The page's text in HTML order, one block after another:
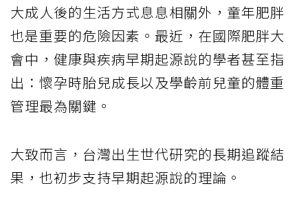
大成人後的生活方式息息相關外，童年肥胖
也是重要的危險因素。最近，在國際肥胖大
會中，健康與疾病早期起源說的學者甚至指
出：懷孕時胎兒成長以及學齡前兒童的體重
管理最為關鍵。
大致而言，台灣出生世代研究的長期追蹤結
果，也初步支持早期起源說的理論。